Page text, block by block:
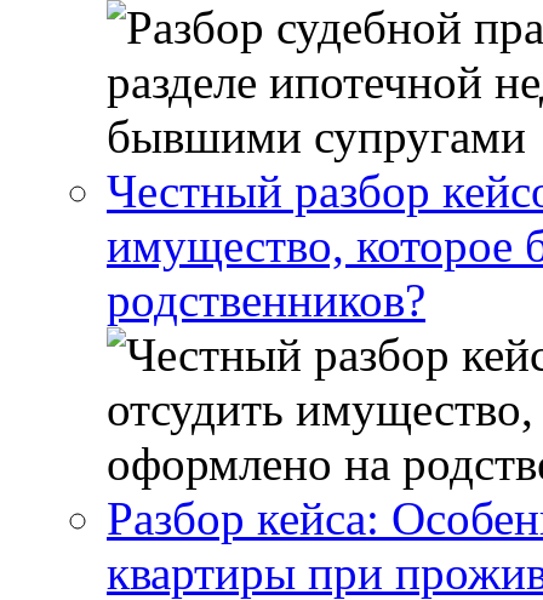
Честный разбор
имущество, которое
родственников?
Разбор кейса:
квартиры при